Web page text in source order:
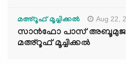
മഅ്റൂഫ് മൂച്ചിക്കല്‍ Aug 22,
സാൻഫോ പാസ്
മഅ്റൂഫ് മൂച്ചിക്കല്‍